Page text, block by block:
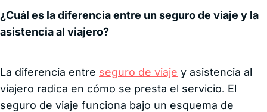
¿Cuál es la diferencia entre un seguro de viaje y la
asistencia al viajero?
La diferencia entre seguro de viaje y asistencia al
viajero radica en cómo se presta el servicio. El
seguro de viaje funciona bajo un esquema de